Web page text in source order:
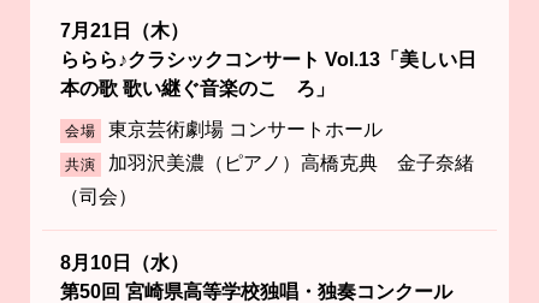
7月21日（木）
ららら♪クラシックコンサート Vol.13「美しい日
本の歌 歌い継ぐ音楽のこゝろ」
会場 東京芸術劇場 コンサートホール
共演
加羽沢美濃（ピアノ）高橋克典 金子奈緒
（司会）
8月10日（水）
第50回 宮崎県高等学校独唱・独奏コンクール